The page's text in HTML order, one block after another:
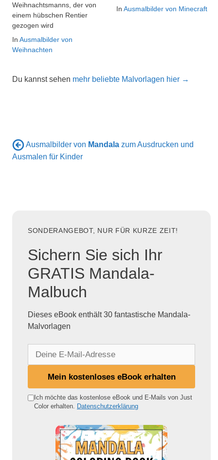
Weihnachtsmanns, der von
einem hübschen Rentier
gezogen wird
In Ausmalbilder von
Weihnachten
In Ausmalbilder von Minecraft
Du kannst sehen mehr beliebte Malvorlagen hier →
Ausmalbilder von Mandala zum Ausdrucken und
Ausmalen für Kinder
SONDERANGEBOT, NUR FÜR KURZE ZEIT!
Sichern Sie sich Ihr
GRATIS Mandala-
Malbuch
Dieses eBook enthält 30 fantastische Mandala-
Malvorlagen
e
Mein kostenloses eBook erhalten
Ich möchte das kostenlose eBook und E-Mails von Just
Color erhalten. Datenschutzerklärung